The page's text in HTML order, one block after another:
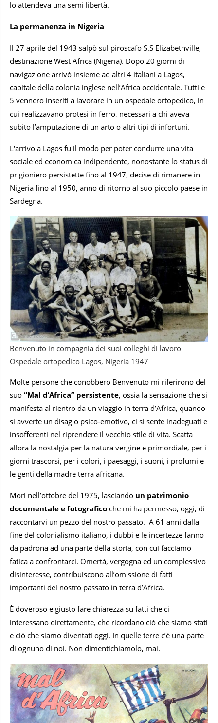
lo attendeva una semi libertà.
La permanenza in Nigeria
Il 27 aprile del 1943 salpò sul piroscafo S.S Elizabethville,
destinazione West Africa (Nigeria). Dopo 20 giorni di
navigazione arrivò insieme ad altri 4 italiani a Lagos,
capitale della colonia inglese nell’Africa occidentale. Tutti e
5 vennero inseriti a lavorare in un ospedale ortopedico, in
cui realizzavano protesi in ferro, necessari a chi aveva
subito l’amputazione di un arto o altri tipi di infortuni.
L‘arrivo a Lagos fu il modo per poter condurre una vita
sociale ed economica indipendente, nonostante lo status di
prigioniero persistette fino al 1947, decise di rimanere in
Nigeria fino al 1950, anno di ritorno al suo piccolo paese in
Sardegna.
Benvenuto in compagnia dei suoi colleghi di lavoro.
Ospedale ortopedico Lagos, Nigeria 1947
Molte persone che conobbero Benvenuto mi riferirono del
suo “Mal d‘Africa” persistente, ossia la sensazione che si
manifesta al rientro da un viaggio in terra d’Africa, quando
si avverte un disagio psico-emotivo, ci si sente inadeguati e
insofferenti nel riprendere il vecchio stile di vita. Scatta
allora la nostalgia per la natura vergine e primordiale, per i
giorni trascorsi, per i colori, i paesaggi, i suoni, i profumi e
le genti della madre terra africana.
Mori nell’ottobre del 1975, lasciando un patrimonio
documentale e fotografico che mi ha permesso, oggi, di
raccontarvi un pezzo del nostro passato. A 61 anni dalla
fine del colonialismo italiano, i dubbi e le incertezze fanno
da padrona ad una parte della storia, con cui facciamo
fatica a confrontarci. Omertà, vergogna ed un complessivo
disinteresse, contribuiscono all’omissione di fatti
importanti del nostro passato in terra d’Africa.
È doveroso e giusto fare chiarezza su fatti che ci
interessano direttamente, che ricordano ciò che siamo stati
e ciò che siamo diventati oggi. In quelle terre c’è una parte
di ognuno di noi. Non dimentichiamolo, mai.